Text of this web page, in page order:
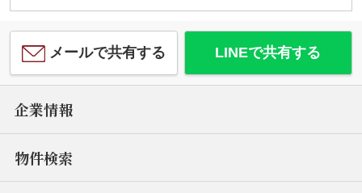
メールで共有する LINEで共有する
企業情報
物件検索